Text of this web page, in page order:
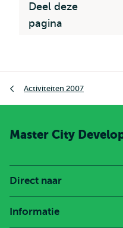
Deel deze
pagina
Activiteiten 2007
Master City
Direct naar
Informatie